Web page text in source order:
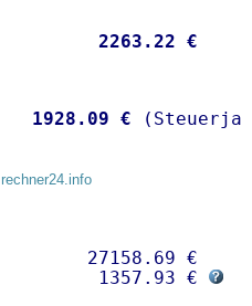
2263.22 €
1928.09 €
27158.69 €
1357.93 €